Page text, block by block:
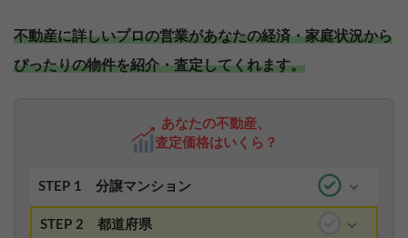
不動産に詳しいプロの営業があなたの経済・家庭状況から
ぴったりの物件を紹介・査定してくれます。
あなたの不動産、
査定価格はいくら？
STEP 1 分譲マンション
STEP 2 都道府県